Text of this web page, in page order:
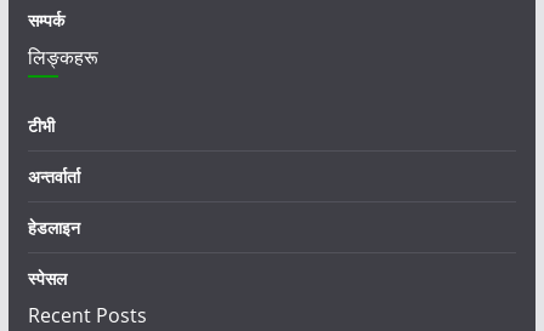
सम्पर्क
लिङ्कहरू
टीभी
अन्तर्वार्ता
हेडलाइन
स्पेसल
Recent Posts